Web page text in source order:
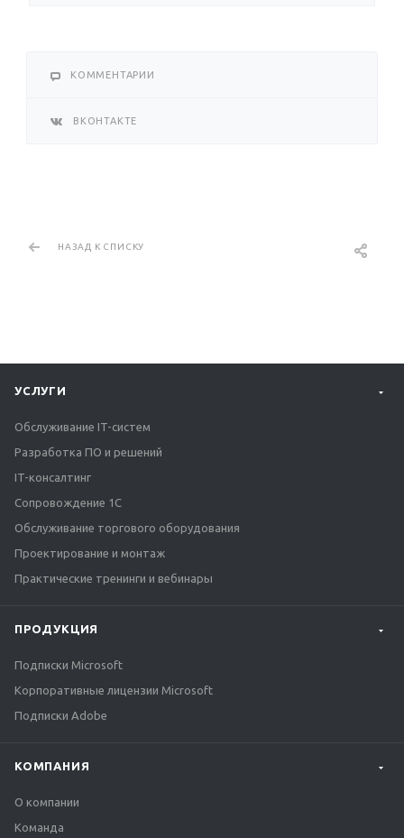
КОММЕНТАРИИ
ВКОНТАКТЕ
НАЗАД К СПИСКУ
УСЛУГИ
Обслуживание IT-систем
Разработка ПО и решений
IT-консалтинг
Сопровождение 1С
Обслуживание торгового оборудования
Проектирование и монтаж
Практические тренинги и вебинары
ПРОДУКЦИЯ
Подписки Microsoft
Корпоративные лицензии Microsoft
Подписки Adobe
КОМПАНИЯ
О компании
Команда